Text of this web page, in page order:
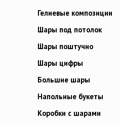
Гелиевые композиции
Шары под потолок
Шары поштучно
Шары цифры
Большие шары
Напольные букеты
Коробки с шарами